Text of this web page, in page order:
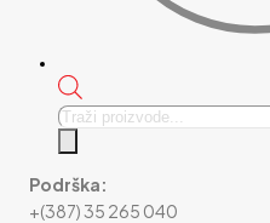
Products
Podrška:
+(387) 35 265 040